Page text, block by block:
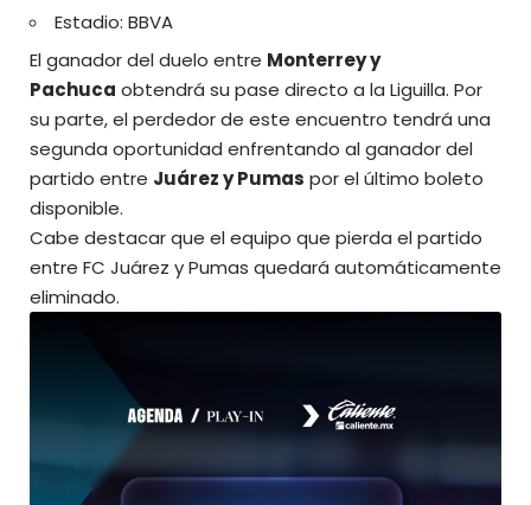
Estadio: BBVA
El ganador del duelo entre Monterrey y
Pachuca obtendrá su pase directo a la Liguilla. Por
su parte, el perdedor de este encuentro tendrá una
segunda oportunidad enfrentando al ganador del
partido entre Juárez y Pumas por el último boleto
disponible.
Cabe destacar que el equipo que pierda el partido
entre FC Juárez y Pumas quedará automáticamente
eliminado.